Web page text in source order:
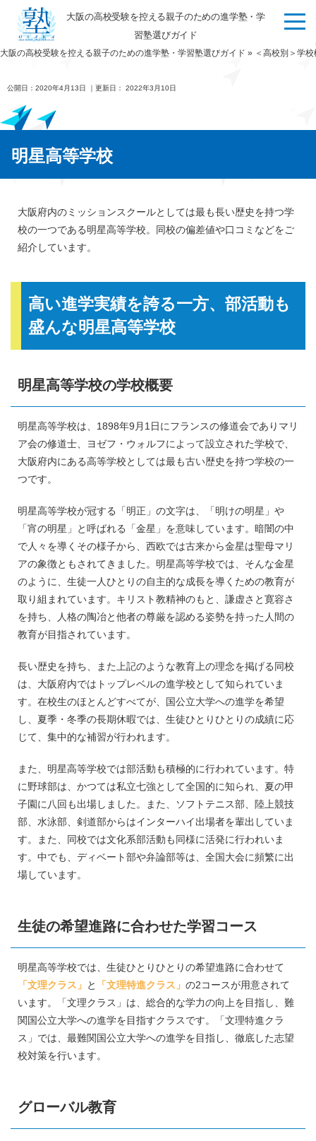
大阪の高校受験を控える親子のための進学塾・学
習塾選びガイド
大阪の高校受験を控える親子のための進学塾・学習塾選びガイド » ＜高校別＞学
公開日： 2020年4月13日 ｜更新日： 2022年3月10日
明星高等学校
大阪府内のミッションスクールとしては最も長い歴史を持つ学
校の一つである明星高等学校。同校の偏差値や口コミなどをご
紹介しています。
高い進学実績を誇る一方、部活動も
盛んな明星高等学校
明星高等学校の学校概要
明星高等学校は、1898年9月1日にフランスの修道会でありマリ
ア会の修道士、ヨゼフ・ウォルフによって設立された学校で、
大阪府内にある高等学校としては最も古い歴史を持つ学校の一
つです。
明星高等学校が冠する「明正」の文字は、「明けの明星」や
「宵の明星」と呼ばれる「金星」を意味しています。暗闇の中
で人々を導くその様子から、西欧では古来から金星は聖母マリ
アの象徴ともされてきました。明星高等学校では、そんな金星
のように、生徒一人ひとりの自主的な成長を導くための教育が
取り組まれています。キリスト教精神のもと、謙虚さと寛容さ
を持ち、人格の陶冶と他者の尊厳を認める姿勢を持った人間の
教育が目指されています。
長い歴史を持ち、また上記のような教育上の理念を掲げる同校
は、大阪府内ではトップレベルの進学校として知られていま
す。在校生のほとんどすべてが、国公立大学への進学を希望
し、夏季・冬季の長期休暇では、生徒ひとりひとりの成績に応
じて、集中的な補習が行われます。
また、明星高等学校では部活動も積極的に行われています。特
に野球部は、かつては私立七強として全国的に知られ、夏の甲
子園に八回も出場しました。また、ソフトテニス部、陸上競技
部、水泳部、剣道部からはインターハイ出場者を輩出していま
す。また、同校では文化系部活動も同様に活発に行われいま
す。中でも、ディベート部や弁論部等は、全国大会に頻繁に出
場しています。
生徒の希望進路に合わせた学習コース
明星高等学校では、生徒ひとりひとりの希望進路に合わせて
「文理クラス」 と 「文理特進クラス」 の2コースが用意されて
います。「文理クラス」は、総合的な学力の向上を目指し、難
関国公立大学への進学を目指すクラスです。「文理特進クラ
ス」では、最難関国公立大学への進学を目指し、徹底した志望
校対策を行います。
グローバル教育